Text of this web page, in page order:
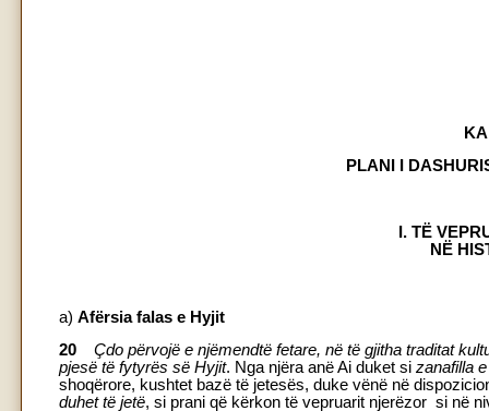
PLANI I
I. TË
NË
a) Afërsia falas e Hyjit
20
Çdo përvojë e njëmendtë fetare, në të gjitha traditat
pjesë të fytyrës së Hyjit. Nga njëra anë Ai duket si zanafilla
shoqërore, kushtet bazë të jetesës, duke vënë në
duhet të jetë, si prani që kërkon të vepruarit njerëzor si në